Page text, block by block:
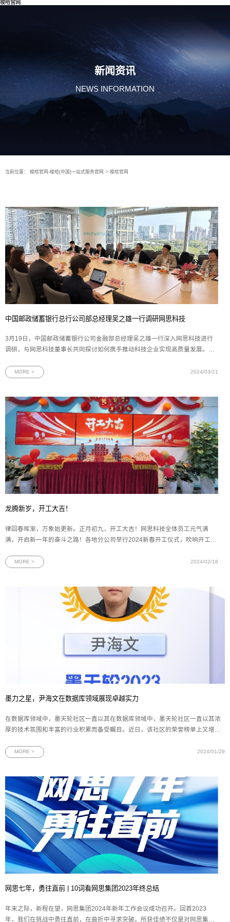
梭哈官网
新闻资讯
NEWS INFORMATION
当前位置： 梭哈官网-梭哈(中国)一站式服务官网 > 梭哈官网
中国邮政储蓄银行总行公司部总经理吴之雄一行调研网思科技
3月19日，中国邮政储蓄银行公司金融部总经理吴之雄一行深入网思科技进行
调研，与网思科技董事长共同探讨如何携手推动科技企业实现高质量发展。中
副行长夏春林、马天楠，广东省分行公司金融部副总经理倪君，广州市分行副
MORE > 2024/03/21
龙腾新岁，开工大吉！
律回春晖渐，万象始更新。正月初九，开工大吉！网思科技全体员工元气满
满，开启新一年的奋斗之路！各地分公司举行2024新春开工仪式，吹响开工
前，化繁为简解疑难。崭新征程自今始，勇往直前不畏艰。2024，我们同舟共
MORE > 2024/02/18
墨力之星，尹海文在数据库领域展现卓越实力
在数据库领域中，墨天轮社区一直以其在数据库领域中，墨天轮社区一直以其浓
厚的技术氛围和丰富的行业积累而备受瞩目。近日，该社区的荣誉榜单上又增添
深度与广度、在墨天轮社区的高度贡献和专家评委的一致好评，尹海文先生荣获
MORE > 2024/01/29
网思七年，勇往直前 | 10词看网思集团2023年终总结
年末之际，新程在望，网思集团2024年新年工作会议成功召开。回首2023
年，我们在挑战中勇往直前，在曲折中寻求突破。所获佳绩不仅是对网思集团